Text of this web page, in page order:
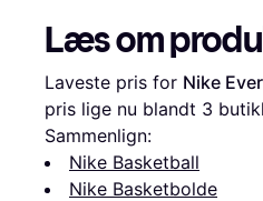
Læs om
Laveste pris for Nike
pris lige nu blandt 3
Sammenlign:
Nike Basketball
Nike Basketbolde